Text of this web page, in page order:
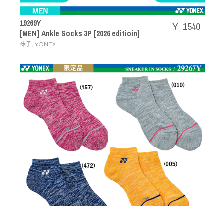
19269Y
[MEN] Ankle Socks 3P [2026 editioin]
袜子, YONEX
￥ 1540